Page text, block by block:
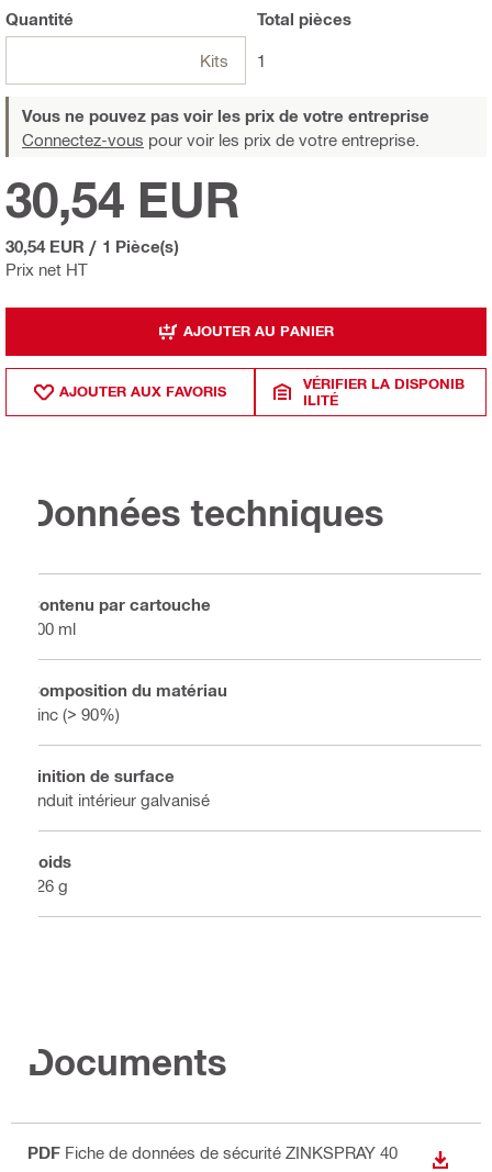
Quantité
Kits
Total pièces
1
Vous ne pouvez pas voir les prix de votre entreprise
Connectez-vous pour voir les prix de votre entreprise.
Prix net HT
30,54 EUR
30,54 EUR / 1 Pièce(s)
AJOUTER AU PANIER
AJOUTER AUX FAVORIS
VÉRIFIER LA DISPONIB
ILITÉ
Données techniques
Contenu par cartouche
400 ml
Composition du matériau
Zinc (> 90%)
Finition de surface
Enduit intérieur galvanisé
Poids
526 g
Documents
PDF Fiche de données de sécurité ZINKSPRAY 40